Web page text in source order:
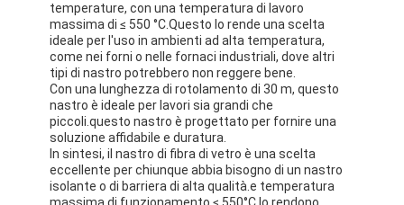
temperature, con una temperatura di lavoro
massima di ≤ 550 °C.Questo lo rende una scelta
ideale per l'uso in ambienti ad alta temperatura,
come nei forni o nelle fornaci industriali, dove altri
tipi di nastro potrebbero non reggere bene.
Con una lunghezza di rotolamento di 30 m, questo
nastro è ideale per lavori sia grandi che
piccoli.questo nastro è progettato per fornire una
soluzione affidabile e duratura.
In sintesi, il nastro di fibra di vetro è una scelta
eccellente per chiunque abbia bisogno di un nastro
isolante o di barriera di alta qualità.e temperatura